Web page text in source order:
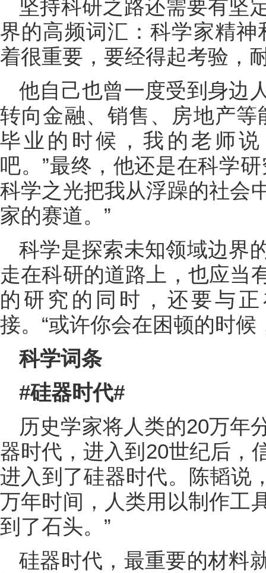
坚持科研之路还需要有坚
界的高频词汇：科学家精
着很重要，要经得起考验，
他自己也曾一度受到身边
转向金融、销售、房地产等
毕业的时候，我的老师
吧。”最终，他还是在科学
科学之光把我从浮躁的社会
家的赛道。”
科学是探索未知领域边界
走在科研的道路上，也应当
的研究的同时，还要与
接。“或许你会在困顿的时候
科学词条
#硅器时代#
历史学家将人类的20万年
器时代，进入到20世纪后，
进入到了硅器时代。陈韬说
万年时间，人类用以制作工
到了石头。”
硅器时代，最重要的材料